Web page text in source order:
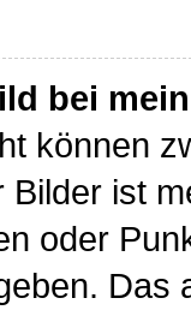
bei
können
Bilder ist
oder
Das